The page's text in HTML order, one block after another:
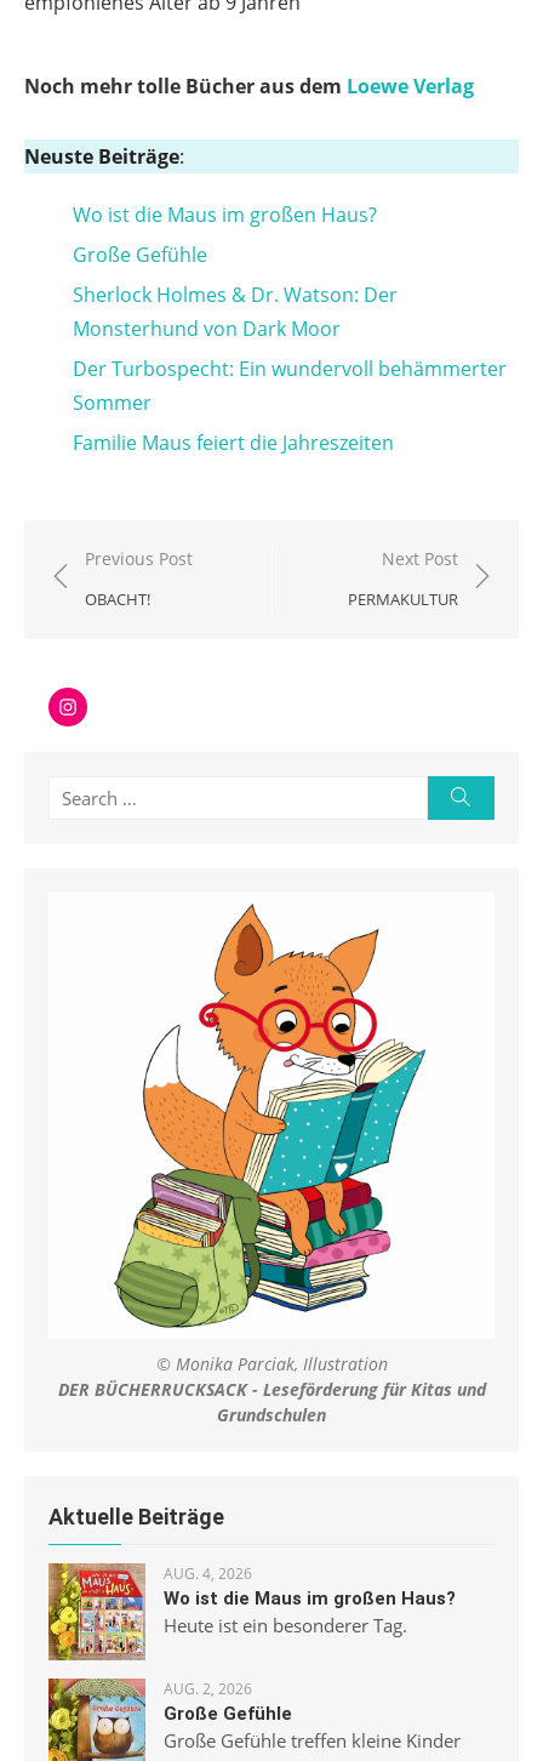
Noch mehr tolle Bücher aus dem Loewe Verlag
Neuste Beiträge:
Wo ist die Maus im großen Haus?
Große Gefühle
Sherlock Holmes & Dr. Watson: Der
Monsterhund von Dark Moor
Der Turbospecht: Ein wundervoll behämmerter
Sommer
Familie Maus feiert die Jahreszeiten
Beitragsnavigation
Previous Post
OBACHT!
Next Post
PERMAKULTUR
Instagram
Search
© Monika Parciak, Illustration
DER BÜCHERRUCKSACK - Leseförderung für Kitas und
Grundschulen
Aktuelle Beiträge
AUG. 4, 2026
Wo ist die Maus im großen Haus?
Heute ist ein besonderer Tag.
AUG. 2, 2026
Große Gefühle
Große Gefühle treffen kleine Kinder